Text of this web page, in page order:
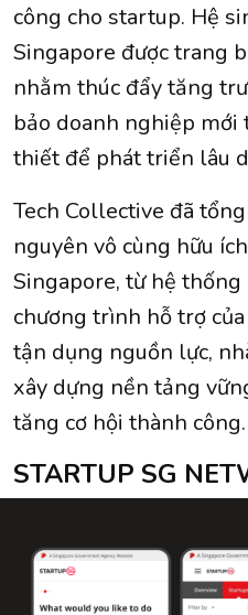
công cho startup. Hệ
Singapore được trang
nhằm thúc đẩy tăng
bảo doanh nghiệp mới
thiết để phát triển lâu
Tech Collective đã
nguyên vô cùng hữu
Singapore, từ hệ
chương trình hỗ trợ
tận dụng nguồn lực,
xây dựng nền tảng
tăng cơ hội thành công.
STARTUP SG